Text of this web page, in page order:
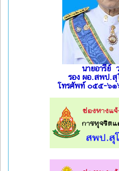
นายอารีย์
รอง ผอ.สพป.สุ
โทรศัพท์ ๐๕๕-๖